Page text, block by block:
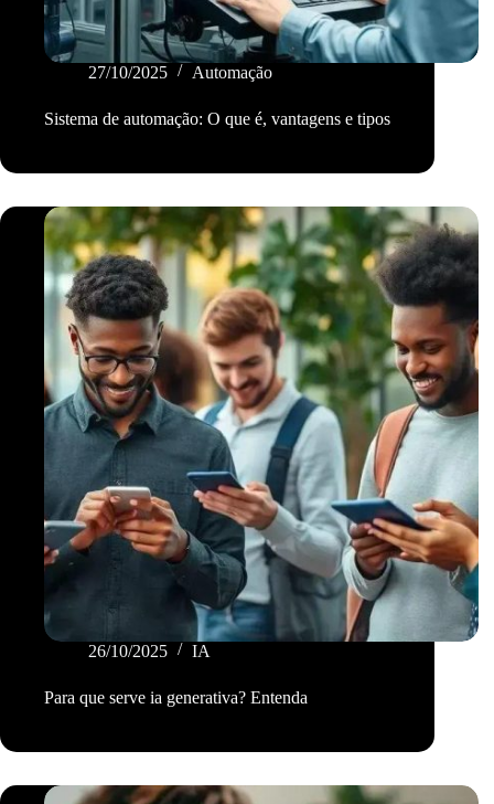
27/10/2025 Automação
Sistema de automação: O que é, vantagens e tipos
26/10/2025 IA
Para que serve ia generativa? Entenda